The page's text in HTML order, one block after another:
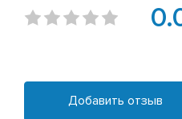
Добавить отзыв